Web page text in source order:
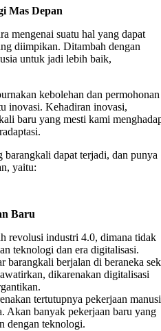
Mas Depan
mengenai suatu hal yang dapat
diimpikan. Ditambah dengan
untuk jadi lebih baik,
kebolehan dan permohonan
inovasi. Kehadiran inovasi,
baru yang mesti kami
dapat terjadi, dan punya
yaitu:
Baru
revolusi industri 4.0, dimana tidak
teknologi dan era digitalisasi.
barangkali berjalan di beraneka
dikarenakan digitalisasi
tertutupnya pekerjaan
Akan banyak pekerjaan baru yang
dengan teknologi.